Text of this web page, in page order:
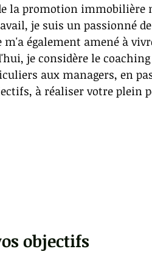
la promotion immobilière
je suis un passionné
également amené à
je considère le
aux managers, en
à réaliser votre plein
objectifs